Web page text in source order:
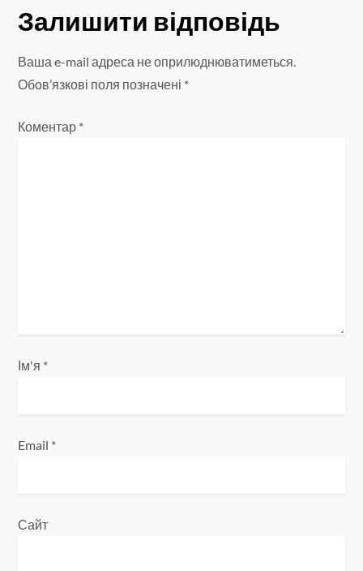
а
ц
і
Залишити відповідь
Ваша e-mail адреса не оприлюднюватиметься.
Обов’язкові поля позначені *
Коментар *
Ім'я *
Email *
Сайт